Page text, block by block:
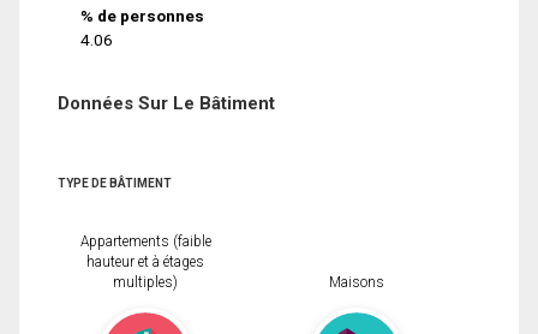
% de personnes
4.06
Données Sur Le Bâtiment
TYPE DE BÂTIMENT
Appartements (faible
hauteur et à étages
multiples)
Maisons